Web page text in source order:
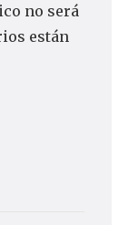
no será
están